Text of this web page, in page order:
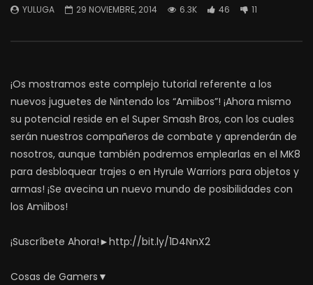
YULUGA 29 NOVIEMBRE, 2014 6.3K 46 11
¡Os mostramos este complejo tutorial referente a los
nuevos juguetes de Nintendo los “Amiibos”! ¡Ahora mismo
su potencial reside en el Super Smash Bros, con los cuales
serán nuestros compañeros de combate y aprenderán de
nosotros, aunque también podremos emplearlas en el MK8
para desbloquear trajes o en Hyrule Warriors para objetos y
armas! ¡Se avecina un nuevo mundo de posibilidades con
los Amiibos!
¡Suscríbete Ahora!►http://bit.ly/1D4NnX2
Cosas de Gamers▼